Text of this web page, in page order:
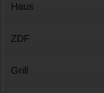
Haus
ZDF
Grill